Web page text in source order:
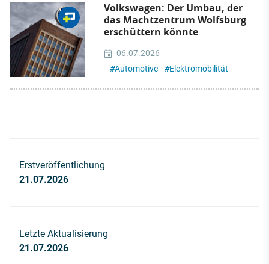
Volkswagen: Der Umbau, der
das Machtzentrum Wolfsburg
erschüttern könnte
06.07.2026
#Automotive #Elektromobilität
Erstveröffentlichung
21.07.2026
Letzte Aktualisierung
21.07.2026